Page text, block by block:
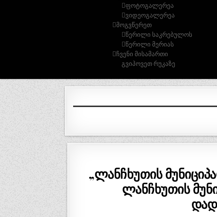
ფოტოგალერეა
ვიდეოგალერეა
მოგვწერეთ
წერილი საკრებულოს
წერილი მერიას
ჩვენი მისამართი
გვიპოვეთ რუკაზე
„ლანჩხუთის
ლანჩხუთის